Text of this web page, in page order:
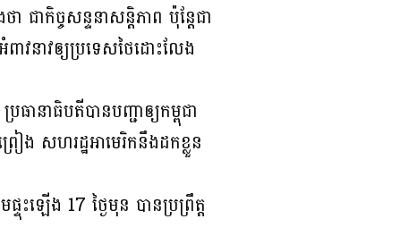
ជាកិច្ចសន្ទនាសន្តិភាព ប៉ុន្តែជា
វនាវឲ្យប្រទេសថៃដោះលែង
ាធិបតីបានបញ្ជាឲ្យកម្ពុជា
ង សហរដ្ឋអាមេរិកនឹងដកខ្លួន
ះឡើង 17 ថ្ងៃមុន បានប្រព្រឹត្ត